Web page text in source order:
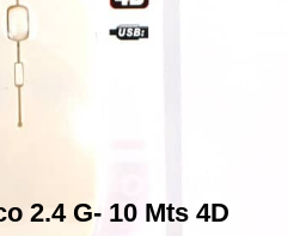
2.4 G- 10 Mts 4D